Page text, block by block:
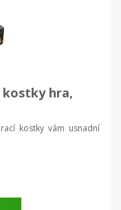
hra,
kostky vám usnadní